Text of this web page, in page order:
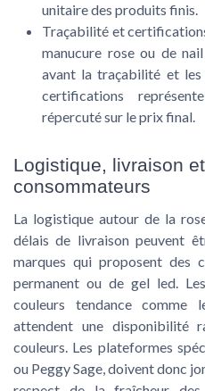
unitaire des produits finis.
Traçabilité et
manucure rose ou de
avant la traçabilité et
certifications
répercuté sur le prix final.
Logistique, livraison
consommateurs
La logistique autour de la
délais de livraison peuvent
marques qui proposent des
permanent ou de gel led.
couleurs tendance
attendent une disponibilité
couleurs. Les plateformes
ou Peggy Sage, doivent donc